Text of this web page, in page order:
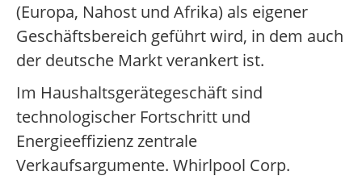
(Europa, Nahost und Afrika) als eigener
Geschäftsbereich geführt wird, in dem auch
der deutsche Markt verankert ist.
Im Haushaltsgerätegeschäft sind
technologischer Fortschritt und
Energieeffizienz zentrale
Verkaufsargumente. Whirlpool Corp.